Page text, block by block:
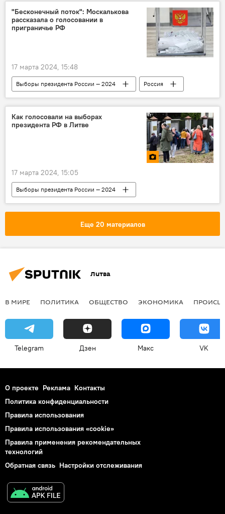
Посольство России в Литве
"Бесконечный поток": Москалькова
рассказала о голосовании в
приграничье РФ
17 марта 2024, 15:48
Выборы президента России — 2024
Россия
голосование
выборы
выборы президента России
Как голосовали на выборах
президента РФ в Литве
17 марта 2024, 15:05
Выборы президента России — 2024
Мультимедиа
Литва
В Литве
Еще 20 материалов
Литва
В МИРЕ ПОЛИТИКА ОБЩЕСТВО ЭКОНОМИКА
Telegram Дзен Макс VK
О проекте Реклама Контакты
Политика конфиденциальности
Правила использования
Правила использования «cookie»
Правила применения рекомендательных
технологий
Обратная связь Настройки отслеживания